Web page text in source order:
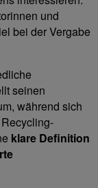
und
bei der Vergabe
seinen
während sich
klare Definition